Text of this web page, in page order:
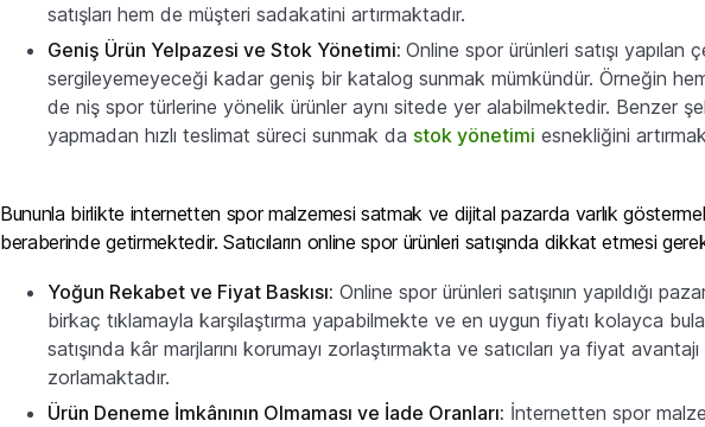
satışları hem de müşteri sadakatini artırmaktadır.
Geniş Ürün Yelpazesi ve Stok Yönetimi: Online spor ürünleri satışı
sergileyemeyeceği kadar geniş bir katalog sunmak mümkündür. Örneğin
de niş spor türlerine yönelik ürünler aynı sitede yer alabilmektedir. Benzer
yapmadan hızlı teslimat süreci sunmak da stok yönetimi esnekliğini
Bununla birlikte internetten spor malzemesi satmak ve dijital pazarda varlık
beraberinde getirmektedir. Satıcıların online spor ürünleri satışında dikkat etmesi
Yoğun Rekabet ve Fiyat Baskısı: Online spor ürünleri satışının yapıldığı
birkaç tıklamayla karşılaştırma yapabilmekte ve en uygun fiyatı kolayca
satışında kâr marjlarını korumayı zorlaştırmakta ve satıcıları ya fiyat
zorlamaktadır.
Ürün Deneme İmkânının Olmaması ve İade Oranları: İnternetten spor